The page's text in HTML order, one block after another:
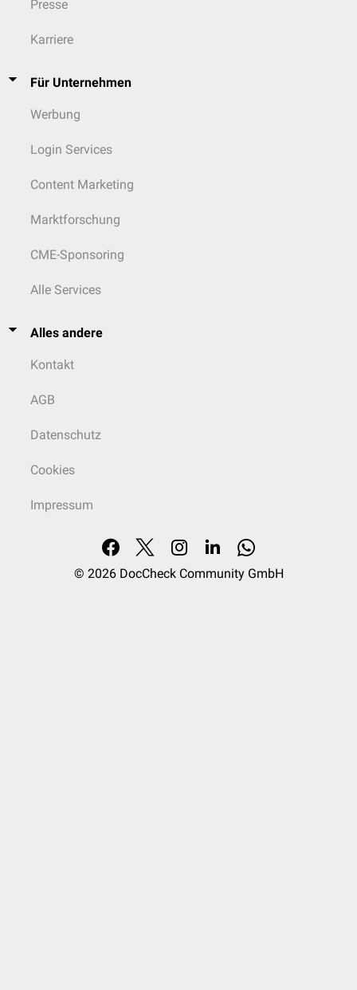
Presse
Karriere
Für Unternehmen
Werbung
Login Services
Content Marketing
Marktforschung
CME-Sponsoring
Alle Services
Alles andere
Kontakt
AGB
Datenschutz
Cookies
Impressum
© 2026 DocCheck Community GmbH